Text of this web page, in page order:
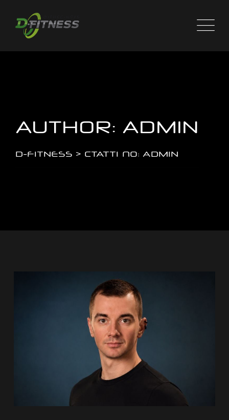
AUTHOR: ADMIN
D-FITNESS > СТАТТІ ПО: ADMIN